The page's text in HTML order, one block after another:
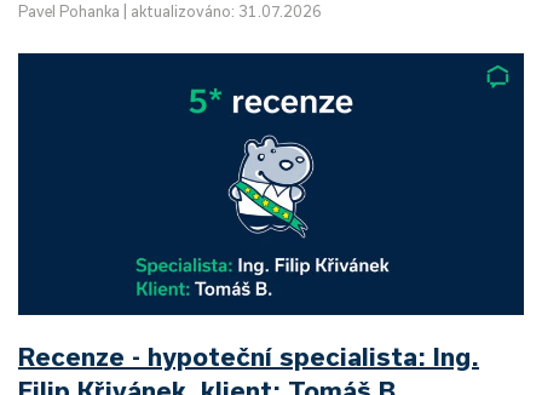
Pavel Pohanka aktualizováno: 31.07.2026
Recenze - hypoteční specialista: Ing.